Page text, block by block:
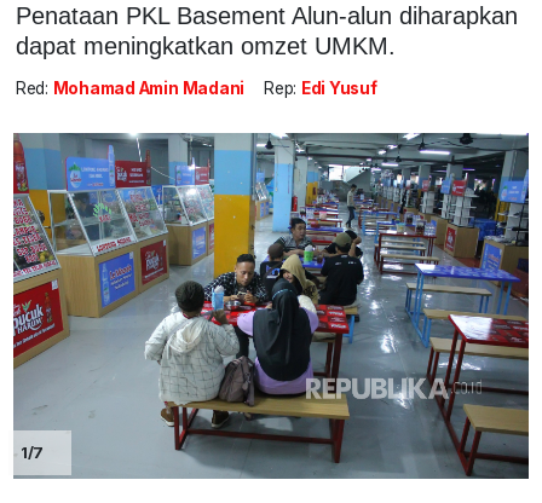
Penataan PKL Basement Alun-alun diharapkan
dapat meningkatkan omzet UMKM.
Red: Mohamad Amin Madani Rep: Edi Yusuf
1/7